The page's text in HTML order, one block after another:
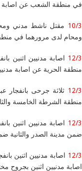
في منطقة الشعب عن اصابة
10/3 مقتل ناشط مدني
ومحام لدى مرورهما في
12/3 اصابة مدنيين اثنين
منطقة الحرية عن اصابة
12/3 ثلاثة جرحى بانفجار
منطقة الشرطة الخامسة
12/3 اصابة مدنيين اثنين
ضمن مدينة الصدر والثانية
12/3 اصابة مدنيين اثنين
اصابة مدنيين اثنين بجروح